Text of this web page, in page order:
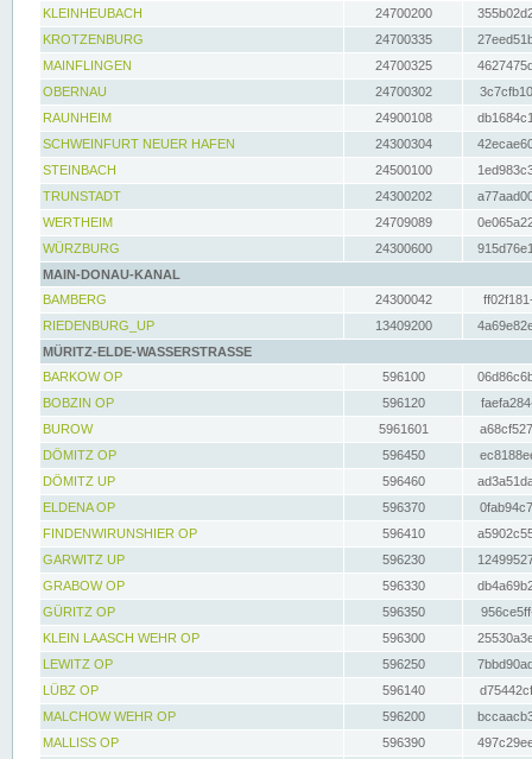
KLEINHEUBACH 24700200
KROTZENBURG
24700335
MAINFLINGEN
24700325
OBERNAU
24700302
RAUNHEIM
24900108
SCHWEINFURT NEUER HAFEN
24300304
STEINBACH
24500100
TRUNSTADT
24300202
WERTHEIM
24709089
WÜRZBURG
24300600
MAIN-DONAU-KANAL
BAMBERG
24300042
RIEDENBURG_UP
13409200
MÜRITZ-ELDE-WASSERSTRASSE
BARKOW OP
596100
BOBZIN OP
596120
BUROW
5961601
DÖMITZ OP
596450
DÖMITZ UP
596460
ELDENA OP
596370
FINDENWIRUNSHIER OP
596410
GARWITZ UP
596230
GRABOW OP
596330
GÜRITZ OP
596350
KLEIN LAASCH WEHR OP
596300
LEWITZ OP
596250
LÜBZ OP
596140
MALCHOW WEHR OP
596200
MALLISS OP
596390